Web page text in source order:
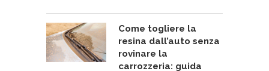
Come togliere la
resina dall’auto senza
rovinare la
carrozzeria: guida